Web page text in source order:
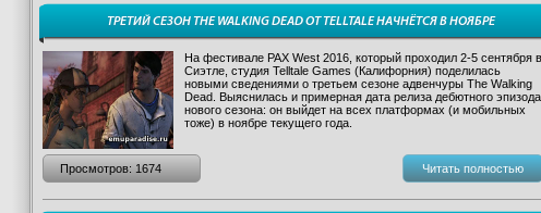
ТРЕТИЙ СЕЗОН THE WALKING DEAD ОТ TELLTALE НАЧНЁТСЯ В НОЯБРЕ
На фестивале PAX West 2016, который проходил 2-5 сентября в
Сиэтле, студия Telltale Games (Калифорния) поделилась
новыми сведениями о третьем сезоне адвенчуры The Walking
Dead. Выяснилась и примерная дата релиза дебютного эпизода
нового сезона: он выйдет на всех платформах (и мобильных
тоже) в ноябре текущего года.
Просмотров: 1674 Читать полностью